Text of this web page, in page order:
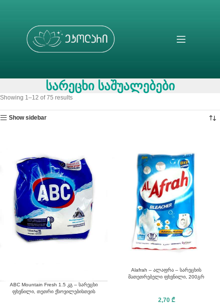
სარეცხი საშუალებები
Showing 1–12 of 75 results
Show sidebar
ABC Mountain Fresh 1.5 კგ – სარეცხი
ფხვნილი, თეთრი ქსოვილებისთვის
Alafrah – ალაფრა – სარეცხის
მათეთრებელი ფხვნილი, 200გრ
2,70 ₾